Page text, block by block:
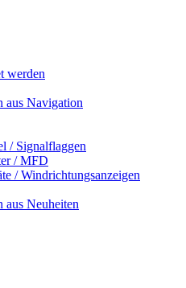
werden
aus Navigation
/ Signalflaggen
/ MFD
/ Windrichtungsanzeigen
aus Neuheiten